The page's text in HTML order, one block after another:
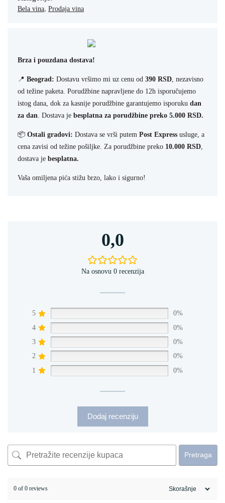
Bela vina, Prodaja vina
Brza i pouzdana dostava!
📍 Beograd: Dostavu vršimo mi uz cenu od 390 RSD, nezavisno
od težine paketa. Porudžbine napravljene do 12h isporučujemo
istog dana, dok za kasnije porudžbine garantujemo isporuku dan
za dan. Dostava je besplatna za porudžbine preko 5.000 RSD.
📦 Ostali gradovi: Dostava se vrši putem Post Express usluge, a
cena zavisi od težine pošiljke. Za porudžbine preko 10.000 RSD,
dostava je besplatna.
Vaša omiljena pića stižu brzo, lako i sigurno!
0,0
Na osnovu 0 recenzija
5
0%
4
0%
3
0%
2
0%
1
0%
Dodaj recenziju
Pretraga
0 of 0 reviews